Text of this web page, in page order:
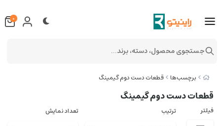
برچسب‌ها قطعات دست دوم گیمینگ
قطعات دست دوم گیمینگ
فیلتر ترتیب تعداد نمایش
0
جستجوی محصول، دسته، برند...